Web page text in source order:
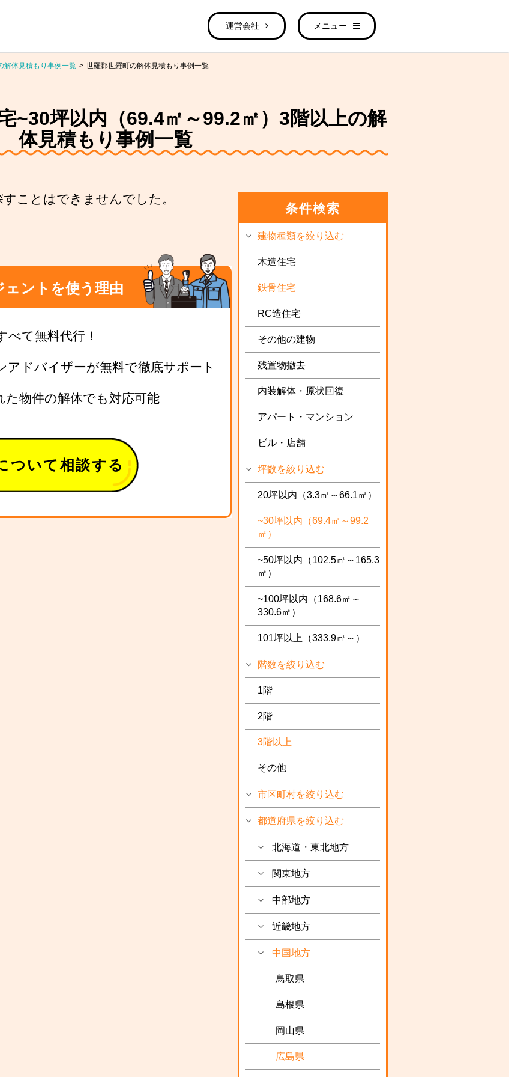
運営会社 メニュー
解体見積もり事例一覧 世羅郡世羅町の解体見積もり事例一覧
~30坪以内（69.4㎡～99.2㎡）3階以上の解
体見積もり事例一覧
ことはできませんでした。
ェントを使う理由
て無料代行！
アドバイザーが無料で徹底サポート
た物件の解体でも対応可能
ついて相談する
条件検索
建物種類を絞り込む
木造住宅
鉄骨住宅
RC造住宅
その他の建物
残置物撤去
内装解体・原状回復
アパート・マンション
ビル・店舗
坪数を絞り込む
20坪以内（3.3㎡～66.1㎡）
~30坪以内（69.4㎡～99.2
㎡）
~50坪以内（102.5㎡～165.3
㎡）
~100坪以内（168.6㎡～
330.6㎡）
101坪以上（333.9㎡～）
階数を絞り込む
1階
2階
3階以上
その他
市区町村を絞り込む
都道府県を絞り込む
北海道・東北地方
関東地方
中部地方
近畿地方
中国地方
鳥取県
島根県
岡山県
広島県